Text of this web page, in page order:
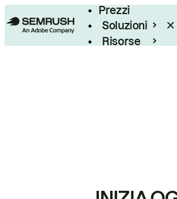
Prezzi
Soluzioni
Risorse